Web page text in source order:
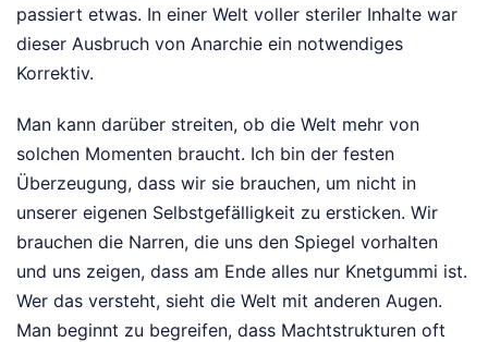
passiert etwas. In einer Welt voller steriler Inhalte war
dieser Ausbruch von Anarchie ein notwendiges
Korrektiv.
Man kann darüber streiten, ob die Welt mehr von
solchen Momenten braucht. Ich bin der festen
Überzeugung, dass wir sie brauchen, um nicht in
unserer eigenen Selbstgefälligkeit zu ersticken. Wir
brauchen die Narren, die uns den Spiegel vorhalten
und uns zeigen, dass am Ende alles nur Knetgummi ist.
Wer das versteht, sieht die Welt mit anderen Augen.
Man beginnt zu begreifen, dass Machtstrukturen oft